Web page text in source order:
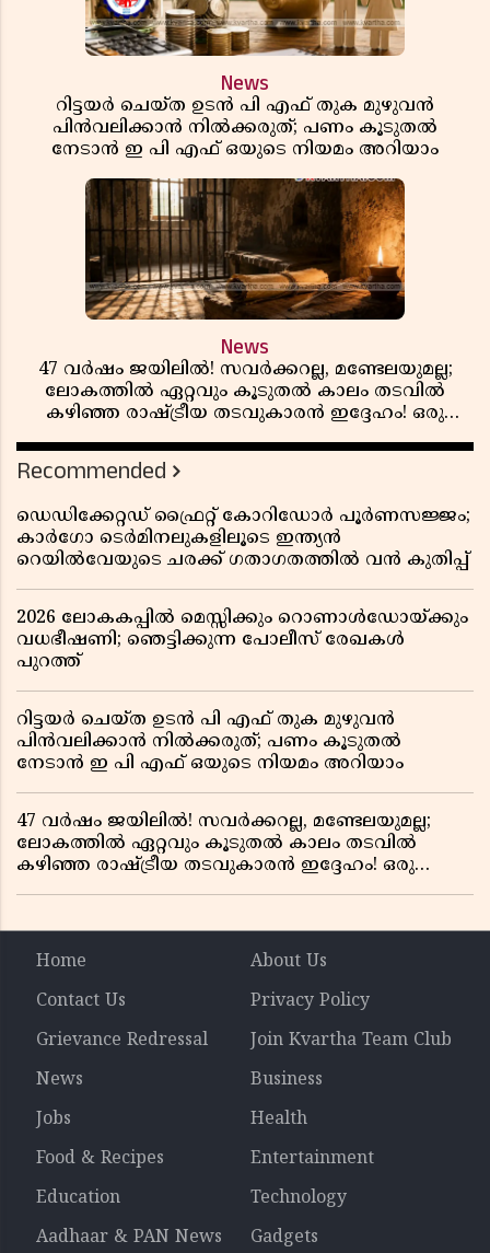
News
റിട്ടയർ ചെയ്ത ഉടൻ പി എഫ് തുക മുഴുവൻ
പിൻവലിക്കാൻ നിൽക്കരുത്; പണം കൂടുതൽ
നേടാൻ ഇ പി എഫ് ഒയുടെ നിയമം അറിയാം
News
47 വർഷം ജയിലിൽ! സവർക്കറല്ല, മണ്ടേലയുമല്ല;
ലോകത്തിൽ ഏറ്റവും കൂടുതൽ കാലം തടവിൽ
കഴിഞ്ഞ രാഷ്ട്രീയ തടവുകാരൻ ഇദ്ദേഹം! ഒരു
Recommended
ഡെഡിക്കേറ്റഡ് ഫ്രൈറ്റ് കോറിഡോർ പൂർണസജ്ജം;
കാർഗോ ടെർമിനലുകളിലൂടെ ഇന്ത്യൻ
റെയിൽവേയുടെ ചരക്ക് ഗതാഗതത്തിൽ വൻ കുതിപ്പ്
2026 ലോകകപ്പിൽ മെസ്സിക്കും റൊണാൾഡോയ്ക്കും
വധഭീഷണി; ഞെട്ടിക്കുന്ന പോലീസ് രേഖകൾ
പുറത്ത്
റിട്ടയർ ചെയ്ത ഉടൻ പി എഫ് തുക മുഴുവൻ
പിൻവലിക്കാൻ നിൽക്കരുത്; പണം കൂടുതൽ
നേടാൻ ഇ പി എഫ് ഒയുടെ നിയമം അറിയാം
47 വർഷം ജയിലിൽ! സവർക്കറല്ല, മണ്ടേലയുമല്ല;
ലോകത്തിൽ ഏറ്റവും കൂടുതൽ കാലം തടവിൽ
കഴിഞ്ഞ രാഷ്ട്രീയ തടവുകാരൻ ഇദ്ദേഹം! ഒരു
Home
About Us
Contact Us
Privacy Policy
Grievance Redressal
Join Kvartha Team Club
News
Business
Jobs
Health
Food & Recipes
Entertainment
Education
Technology
Aadhaar & PAN News
Gadgets